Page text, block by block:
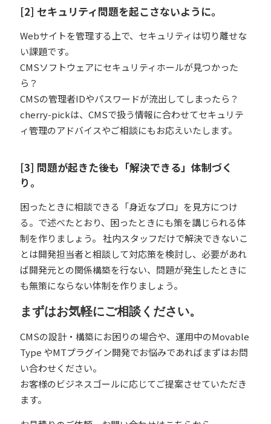
[2] セキュリティ問題を起こさないように。
Webサイトを管理する上で、セキュリティは切り離せな
い課題です。
CMSソフトウェアにセキュリティホールが見つかった
ら？
CMSの管理者IDやパスワードが流出してしまったら？
cherry-pickは、CMSで扱う情報に合わせてセキュリテ
ィ管理のアドバイスやご相談にもお応えいたします。
[3] 問題が起きた後も「解決できる」体制づく
り。
困ったときに相談できる「身近なプロ」を見方につけ
る。で述べたとおり、困ったときにも策を講じられる体
制を作りましょう。 社内スタッフだけで解決できないこ
とは開発担当者と相談して対応策を検討し、必要があれ
ば開発元との関係構築を行ない、問題が発生したときに
も無策にならない体制を作りましょう。
まずはお気軽にご相談ください。
CMSの設計・構築にお困りの場合や、運用中のMovable
Type やMTプラグイン開発でお悩みであればまずはお問
い合わせください。
お客様のビジネスゴールに応じてご提案させていただき
ます。